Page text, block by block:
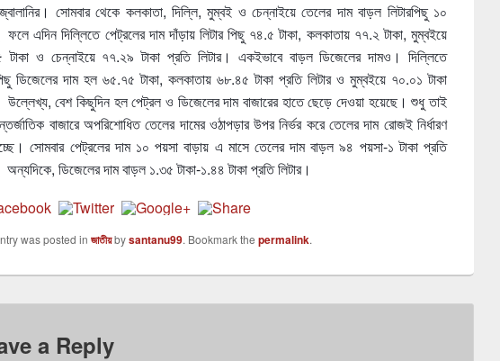
সোমবার থেকে কলকাতা, দিল্লি, মুম্বই ও চেন্নাইয়ে তেলের দাম বাড়ল লিটারপিছু ১০
এদিন দিল্লিতে পেট্রলের দাম দাঁড়ায় লিটার পিছু ৭৪.৫ টাকা, কলকাতায় ৭৭.২ টাকা, মুম্বইয়ে
ও চেন্নাইয়ে ৭৭.২৯ টাকা প্রতি লিটার। একইভাবে বাড়ল ডিজেলের দামও। দিল্লিতে
ডিজেলের দাম হল ৬৫.৭৫ টাকা, কলকাতায় ৬৮.৪৫ টাকা প্রতি লিটার ও মুম্বইয়ে ৭০.০১ টাকা
উল্লেখ্য, বেশ কিছুদিন হল পেট্রল ও ডিজেলের দাম বাজারের হাতে ছেড়ে দেওয়া হয়েছে। শুধু তাই
বাজারে অপরিশোধিত তেলের দামের ওঠাপড়ার উপর নির্ভর করে তেলের দাম রোজই নির্ধারণ
সোমবার পেট্রলের দাম ১০ পয়সা বাড়ায় এ মাসে তেলের দাম বাড়ল ৯৪ পয়সা-১ টাকা প্রতি
অন্যদিকে, ডিজেলের দাম বাড়ল ১.৩৫ টাকা-১.৪৪ টাকা প্রতি লিটার।
was posted in জাতীয়bysantanu99. Bookmark the permalink.
a Reply